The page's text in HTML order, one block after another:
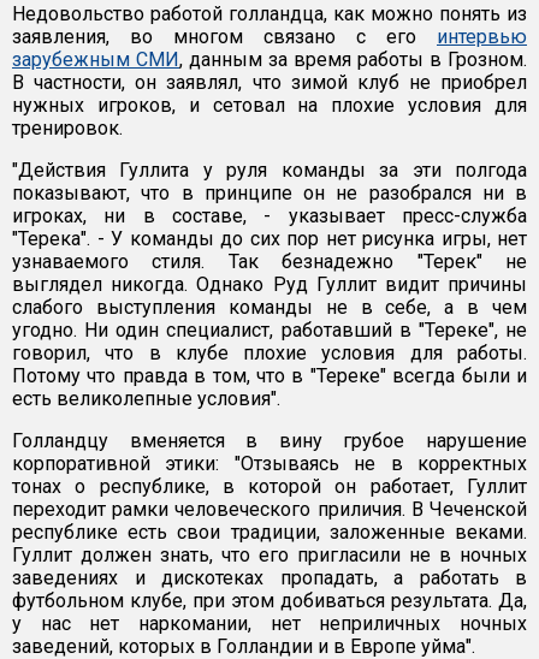
Недовольство работой голландца, как можно понять из
заявления, во многом связано с его интервью
зарубежным СМИ, данным за время работы в Грозном.
В частности, он заявлял, что зимой клуб не приобрел
нужных игроков, и сетовал на плохие условия для
тренировок.
"Действия Гуллита у руля команды за эти полгода
показывают, что в принципе он не разобрался ни в
игроках, ни в составе, - указывает пресс-служба
"Терека". - У команды до сих пор нет рисунка игры, нет
узнаваемого стиля. Так безнадежно "Терек" не
выглядел никогда. Однако Руд Гуллит видит причины
слабого выступления команды не в себе, а в чем
угодно. Ни один специалист, работавший в "Тереке", не
говорил, что в клубе плохие условия для работы.
Потому что правда в том, что в "Тереке" всегда были и
есть великолепные условия".
Голландцу вменяется в вину грубое нарушение
корпоративной этики: "Отзываясь не в корректных
тонах о республике, в которой он работает, Гуллит
переходит рамки человеческого приличия. В Чеченской
республике есть свои традиции, заложенные веками.
Гуллит должен знать, что его пригласили не в ночных
заведениях и дискотеках пропадать, а работать в
футбольном клубе, при этом добиваться результата. Да,
у нас нет наркомании, нет неприличных ночных
заведений, которых в Голландии и в Европе уйма".